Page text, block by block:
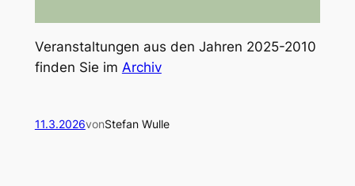
Veranstaltungen aus den Jahren 2025-2010
finden Sie im Archiv
11.3.2026vonStefan Wulle